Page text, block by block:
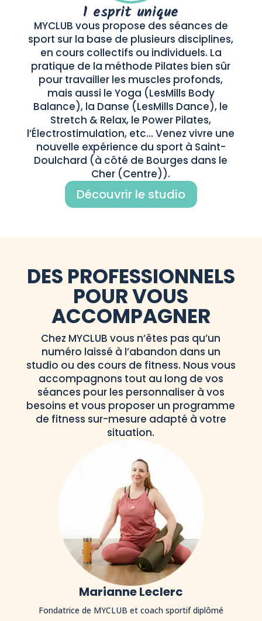
1 esprit unique
MYCLUB vous propose des séances de
sport sur la base de plusieurs disciplines,
en cours collectifs ou individuels. La
pratique de la méthode Pilates bien sûr
pour travailler les muscles profonds,
mais aussi le Yoga (LesMills Body
Balance), la Danse (LesMills Dance), le
Stretch & Relax, le Power Pilates,
l’Électrostimulation, etc… Venez vivre une
nouvelle expérience du sport à Saint-
Doulchard (à côté de Bourges dans le
Cher (Centre)).
Découvrir le studio
DES PROFESSIONNELS
POUR VOUS
ACCOMPAGNER
Chez MYCLUB vous n’êtes pas qu’un
numéro laissé à l’abandon dans un
studio ou des cours de fitness. Nous vous
accompagnons tout au long de vos
séances pour les personnaliser à vos
besoins et vous proposer un programme
de fitness sur-mesure adapté à votre
situation.
Marianne Leclerc
Fondatrice de MYCLUB et coach sportif diplômé